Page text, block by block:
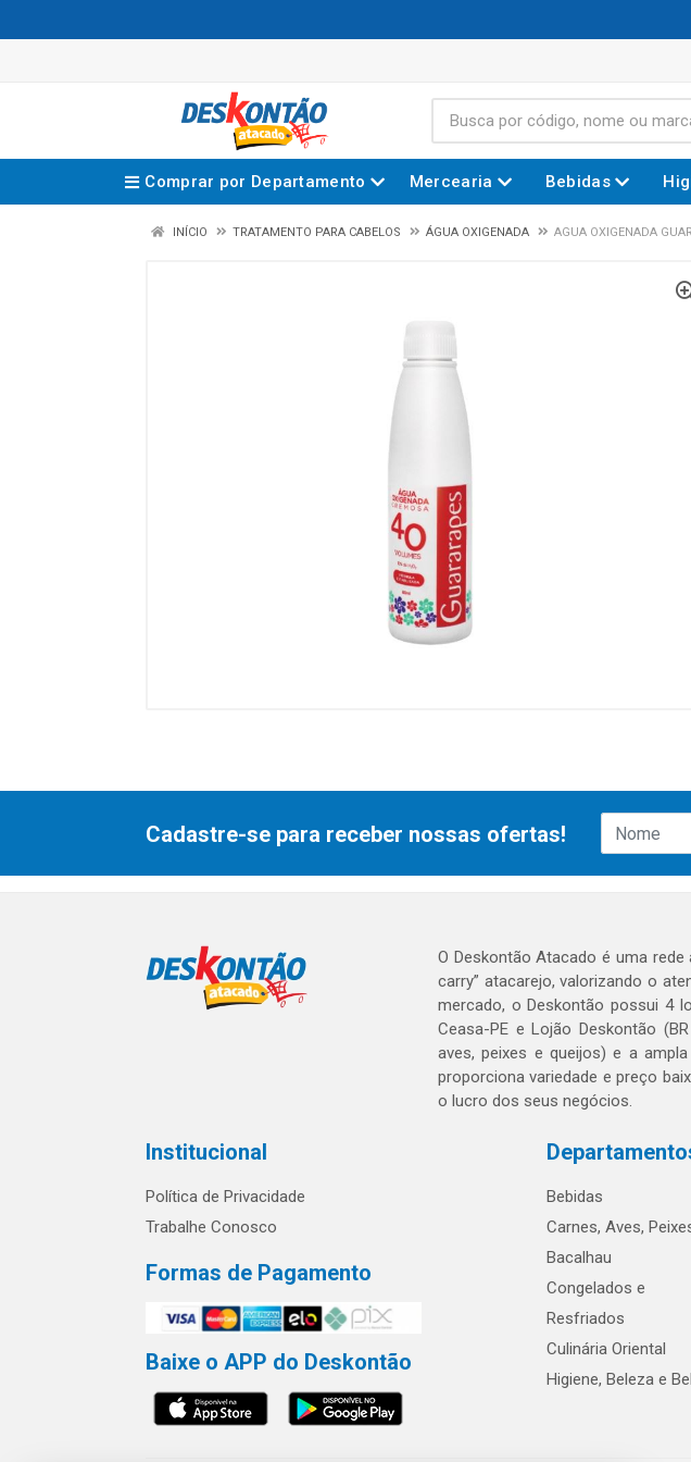
Comprar por Departamento Mercearia Bebidas
INÍCIO TRATAMENTO PARA CABELOS ÁGUA OXIGENADA AGUA OXIGENADA
Cadastre-se para receber nossas ofertas!
O Deskontão Atacado é uma
carry” atacarejo, valorizando o
mercado, o Deskontão possui 4
Ceasa-PE e Lojão Deskontão
aves, peixes e queijos) e a
proporciona variedade e preço
o lucro dos seus negócios.
Institucional
Política de Privacidade
Trabalhe Conosco
Formas de Pagamento
Baixe o APP do Deskontão
Bebidas
Carnes, Aves,
Bacalhau
Congelados e
Resfriados
Culinária Oriental
Higiene, Beleza e